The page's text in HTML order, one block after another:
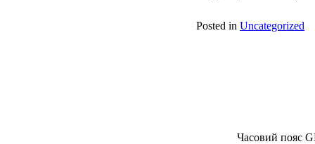
Posted in Uncategorized
Часовий пояс